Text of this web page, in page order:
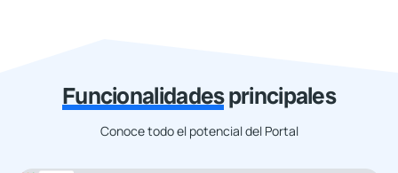
Funcionalidadesprincipales
Conoce todo el potencial del Portal